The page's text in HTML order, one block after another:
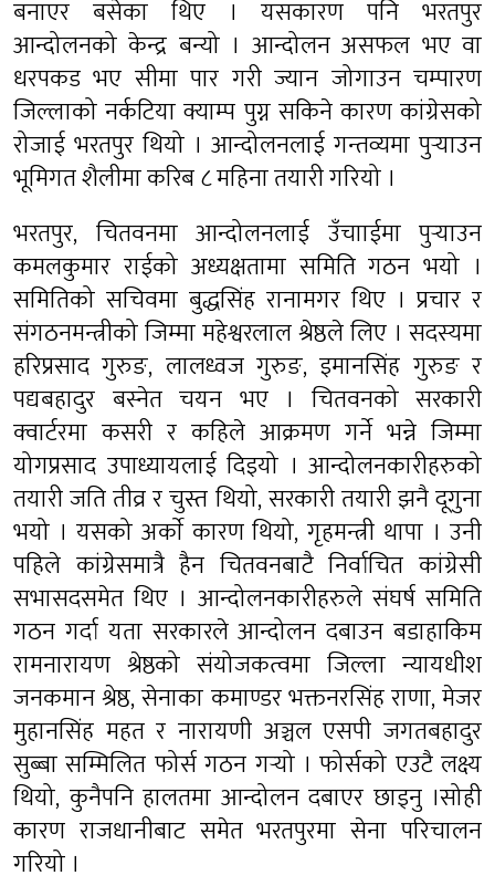
बनाएर बसेका थिए । यसकारण पनि भरतपुर
आन्दोलनको केन्द्र बन्यो । आन्दोलन असफल भए वा
धरपकड भए सीमा पार गरी ज्यान जोगाउन चम्पारण
जिल्लाको नर्कटिया क्याम्प पुग्न सकिने कारण कांग्रेसको
रोजाई भरतपुर थियो । आन्दोलनलाई गन्तव्यमा पुर्‍याउन
भूमिगत शैलीमा करिब ८ महिना तयारी गरियो ।
भरतपुर, चितवनमा आन्दोलनलाई उँचााईमा पुर्‍याउन
कमलकुमार राईको अध्यक्षतामा समिति गठन भयो ।
समितिको सचिवमा बुद्धसिंह रानामगर थिए । प्रचार र
संगठनमन्त्रीको जिम्मा महेश्वरलाल श्रेष्ठले लिए । सदस्यमा
हरिप्रसाद गुरुङ, लालध्वज गुरुङ, इमानसिंह गुरुङ र
पद्यबहादुर बस्नेत चयन भए । चितवनको सरकारी
क्वार्टरमा कसरी र कहिले आक्रमण गर्ने भन्ने जिम्मा
योगप्रसाद उपाध्यायलाई दिइयो । आन्दोलनकारीहरुको
तयारी जति तीव्र र चुस्त थियो, सरकारी तयारी झनै दूगुना
भयो । यसको अर्काे कारण थियो, गृहमन्त्री थापा । उनी
पहिले कांग्रेसमात्रै हैन चितवनबाटै निर्वाचित कांग्रेसी
सभासदसमेत थिए । आन्दोलनकारीहरुले संघर्ष समिति
गठन गर्दा यता सरकारले आन्दोलन दबाउन बडाहाकिम
रामनारायण श्रेष्ठको संयोजकत्वमा जिल्ला न्यायधीश
जनकमान श्रेष्ठ, सेनाका कमाण्डर भक्तनरसिंह राणा, मेजर
मुहानसिंह महत र नारायणी अञ्चल एसपी जगतबहादुर
सुब्बा सम्मिलित फोर्स गठन गर्‍यो । फोर्सको एउटै लक्ष्य
थियो, कुनैपनि हालतमा आन्दोलन दबाएर छाड्नु ।सोही
कारण राजधानीबाट समेत भरतपुरमा सेना परिचालन
गरियो ।